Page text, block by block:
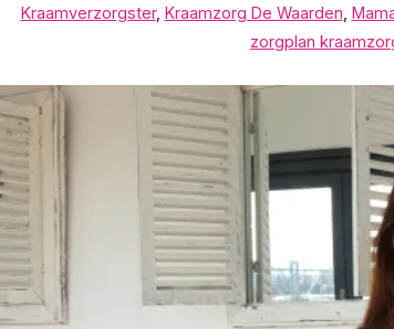
Kraamverzorgster, Kraamzorg De Waarden
zorgplan